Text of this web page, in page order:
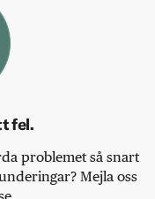
fel.
problemet så snart
Mejla oss